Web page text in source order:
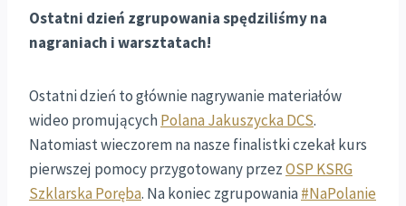
Ostatni dzień zgrupowania spędziliśmy na
nagraniach i warsztatach!
Ostatni dzień to głównie nagrywanie materiałów
wideo promującychPolana Jakuszycka DCS.
Natomiast wieczorem na nasze finalistki czekał kurs
pierwszej pomocy przygotowany przezOSP KSRG
Szklarska Poręba. Na koniec zgrupowania#NaPolanie